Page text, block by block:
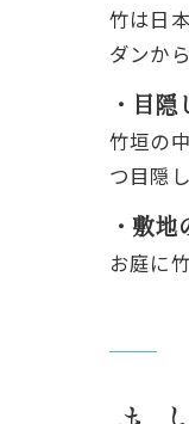
竹は日
ダンか
・目
竹垣の
つ目隠
・敷
お庭に